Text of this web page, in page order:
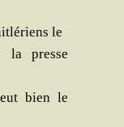
le
la presse
bien le